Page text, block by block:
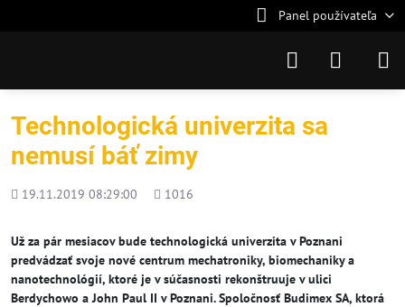
Panel používateľa
Technologická univerzita sa
nemusí báť zimy
Pridané
19.11.2019 08:29:00
Počet
1016
Už za pár mesiacov bude technologická univerzita v Poznani
predvádzať svoje nové centrum mechatroniky, biomechaniky a
nanotechnológií, ktoré je v súčasnosti rekonštruuje v ulici
Berdychowo a John Paul II v Poznani. Spoločnosť Budimex SA, ktorá